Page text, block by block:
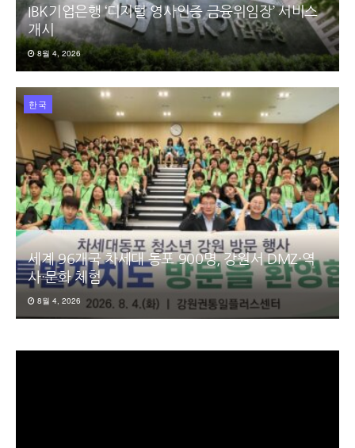
IBK기업은행 ‘디지털 영사인증 금융위임장’ 서비스
개시
8월 4, 2026
한국
세계 96개국 차세대 동포 900명, 강원서 DMZ·역
사·문화 체험
8월 4, 2026